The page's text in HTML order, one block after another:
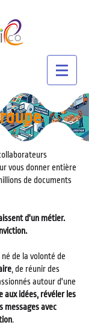
vous donner entière
de documents
d'un métier.
de la volonté de
, de réunir des
autour d'une
aux idées, révéler les
messages avec
.